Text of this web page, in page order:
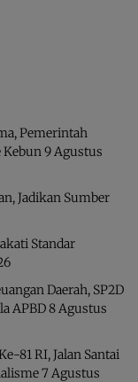
Pemerintah
Kebun9 Agustus
Jadikan Sumber
Standar
Daerah, SP2D
APBD8 Agustus
81 RI, Jalan Santai
7 Agustus